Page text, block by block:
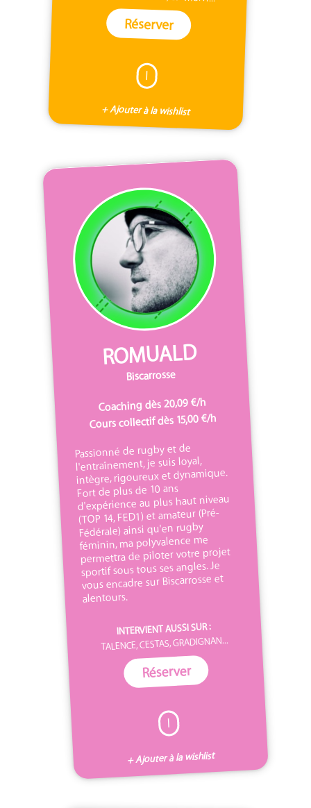
Réserver
I
+ Ajouter à la wishlist
ROMUALD
Biscarrosse
Coaching dès 20,09 €/h
Cours collectif dès 15,00 €/h
Passionné de rugby et de
l'entraînement, je suis loyal,
intègre, rigoureux et dynamique.
Fort de plus de 10 ans
d'expérience au plus haut niveau
(TOP 14, FED1) et amateur (Pré-
Fédérale) ainsi qu'en rugby
féminin, ma polyvalence me
permettra de piloter votre projet
sportif sous tous ses angles. Je
vous encadre sur Biscarrosse et
alentours.
INTERVIENT AUSSI SUR :
TALENCE, CESTAS, GRADIGNAN...
Réserver
I
+ Ajouter à la wishlist